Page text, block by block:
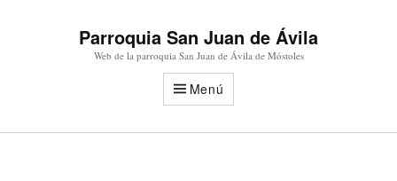
Parroquia San Juan de Ávila
Web de la parroquia San Juan de Ávila de Móstoles
Menú